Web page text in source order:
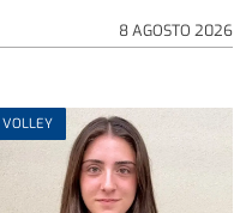
8 AGOSTO 2026
VOLLEY